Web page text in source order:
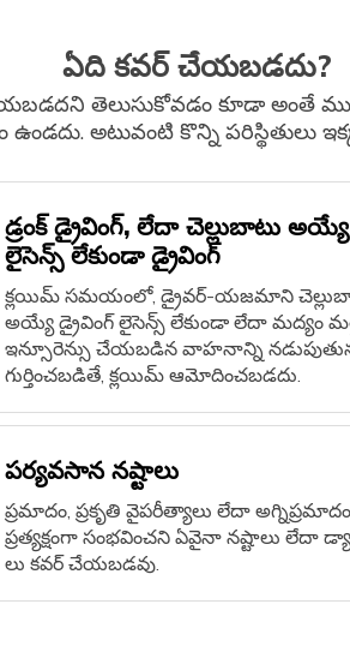
ఏది కవర్ చేయబడదు?
తెలుసుకోవడం కూడా అంతే
ఉండదు. అటువంటి కొన్ని పరిస్థితులు
డ్రంక్ డ్రైవింగ్, లేదా చెల్లుబాటు అయ్యే
లైసెన్స్ లేకుండా డ్రైవింగ్
క్లయిమ్ సమయంలో, డ్రైవర్-యజమాని
అయ్యే డ్రైవింగ్ లైసెన్స్ లేకుండా లేదా మద్యం
ఇన్సూరెన్సు చేయబడిన వాహనాన్ని
గుర్తించబడితే, క్లయిమ్ ఆమోదించబడదు.
పర్యవసాన నష్టాలు
ప్రమాదం, ప్రకృతి వైపరీత్యాలు లేదా అగ్నిప్రమాదం
ప్రత్యక్షంగా సంభవించని ఏవైనా నష్టాలు లేదా
లు కవర్ చేయబడవు.